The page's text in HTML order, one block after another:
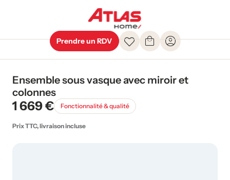
Prendre un RDV
Ensemble sous vasque avec miroir et
colonnes
1 669 € Fonctionnalité & qualité
Prix TTC, livraison incluse